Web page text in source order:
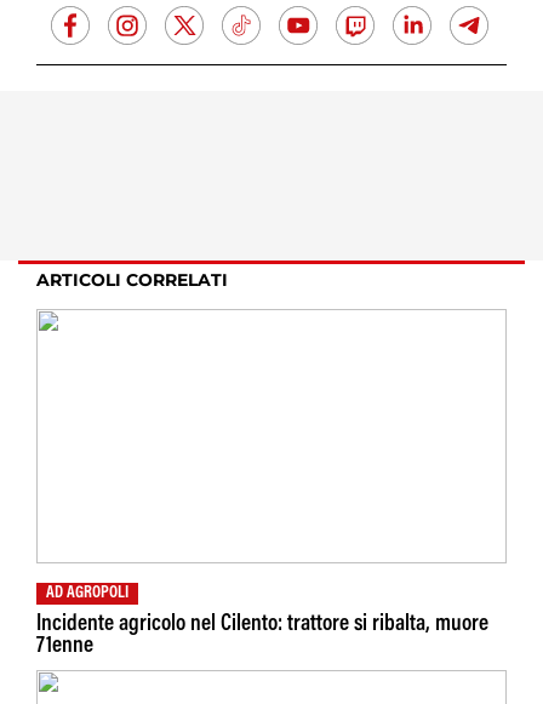
ARTICOLI CORRELATI
AD AGROPOLI
Incidente agricolo nel Cilento: trattore si ribalta, muore
71enne